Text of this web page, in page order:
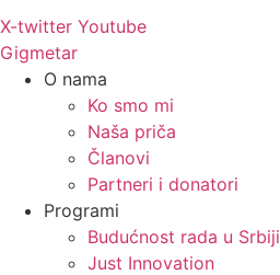
X-twitter Youtube
Gigmetar
O nama
Ko smo mi
Naša priča
Članovi
Partneri i donatori
Programi
Budućnost rada u Srbiji
Just Innovation